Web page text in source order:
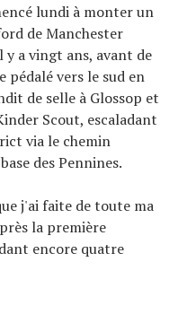
lundi à monter un
de Manchester
y a vingt ans, avant de
pédalé vers le sud en
de selle à Glossop et
Scout, escaladant
via le chemin
des Pennines.
j'ai faite de toute ma
la première
encore quatre